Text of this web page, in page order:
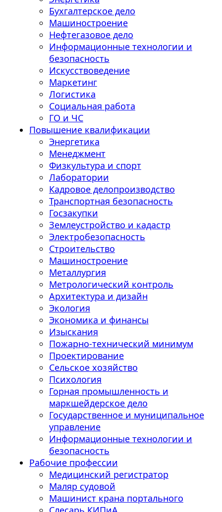
Бухгалтерское дело
Машиностроение
Нефтегазовое дело
Информационные технологии и
безопасность
Искусствоведение
Маркетинг
Логистика
Социальная работа
ГО и ЧС
Повышение квалификации
Энергетика
Менеджмент
Физкультура и спорт
Лаборатории
Кадровое делопроизводство
Транспортная безопасность
Госзакупки
Землеустройство и кадастр
Электробезопасность
Строительство
Машиностроение
Металлургия
Метрологический контроль
Архитектура и дизайн
Экология
Экономика и финансы
Изыскания
Пожарно-технический минимум
Проектирование
Сельское хозяйство
Психология
Горная промышленность и
маркшейдерское дело
Государственное и муниципальное
управление
Информационные технологии и
безопасность
Рабочие профессии
Медицинский регистратор
Маляр судовой
Машинист крана портального